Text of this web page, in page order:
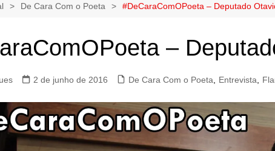
de privacidadeGilson Lima
De Cara Com o Poeta #DeCaraComOPoeta – Deputado
–
2 de junho de 2016 De Cara Com o Poeta Entrevista